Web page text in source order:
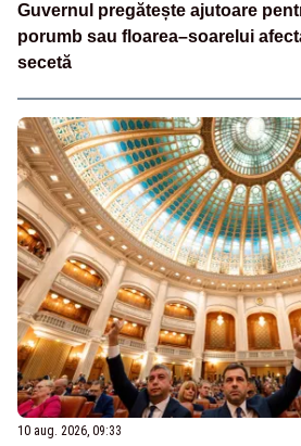
Guvernul pregătește ajutoare
porumb sau floarea–soarelui
secetă
10 aug. 2026, 09:33